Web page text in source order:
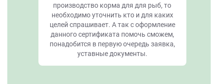
производство корма для для рыб, то
необходимо уточнить кто и для каких
целей спрашивает. А так с оформление
данного сертификата помочь сможем,
понадобится в первую очередь заявка,
уставные документы.